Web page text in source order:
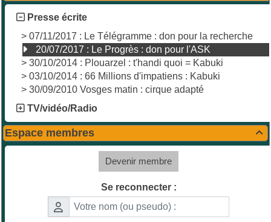
Presse écrite
> 07/11/2017 : Le Télégramme : don pour la recherche
20/07/2017 : Le Progrès : don pour l'ASK
> 30/10/2014 : Plouarzel : t'handi quoi = Kabuki
> 03/10/2014 : 66 Millions d'impatiens : Kabuki
> 30/09/2010 Vosges matin : cirque adapté
TV/vidéo/Radio

Espace membres
Devenir membre
Se reconnecter :